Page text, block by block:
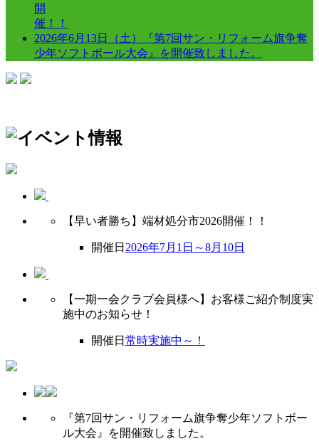
開
催！！
2026年6月13日（土）
『第7回サン・リフォーム旗争奪
少年ソフトボール大会』を開催致しました。
【早い者勝ち】端材処分市2026開催！！
開催日 2026年7月1日～8月10日
【一期一会クラブ会員様へ】お客様ご紹介制度実
施中のお知らせ！
開催日 常時実施中～！
『第7回サン・リフォーム旗争奪少年ソフトボー
ル大会』を開催致しました。